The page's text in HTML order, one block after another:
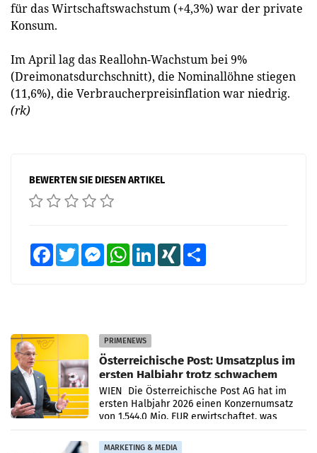
für das Wirtschaftswachstum (+4,3%) war der private
Konsum.
Im April lag das Reallohn-Wachstum bei 9%
(Dreimonatsdurchschnitt), die Nominallöhne stiegen
(11,6%), die Verbraucherpreisinflation war niedrig.
(rk)
BEWERTEN SIE DIESEN ARTIKEL
FacebookTwitter MessengerWhatsAppLinkedInXING
PRIMENEWS
Österreichische Post: Umsatzplus im
ersten Halbjahr trotz schwachem
Briefgeschäft
WIEN Die Österreichische Post AG hat im
ersten Halbjahr 2026 einen Konzernumsatz
von 1.544,0 Mio. EUR erwirtschaftet, was
einem Plus von 3,8 Prozent gegenüber dem
Vergleichszeitraum
MARKETING & MEDIA